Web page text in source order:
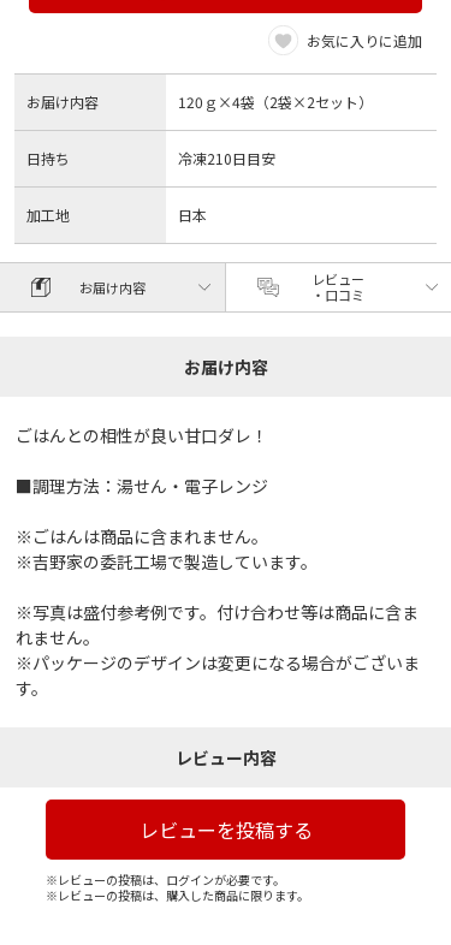
お気に入りに追加
お届け内容 120ｇ×4袋（2袋×2セット）
日持ち 冷凍210日目安
加工地 日本
お届け内容
レビュー
・口コミ
お届け内容
ごはんとの相性が良い甘口ダレ！
■調理方法：湯せん・電子レンジ
※ごはんは商品に含まれません。
※吉野家の委託工場で製造しています。
※写真は盛付参考例です。付け合わせ等は商品に含ま
れません。
※パッケージのデザインは変更になる場合がございま
す。
レビュー内容
レビューを投稿する
※レビューの投稿は、ログインが必要です。
※レビューの投稿は、購入した商品に限ります。